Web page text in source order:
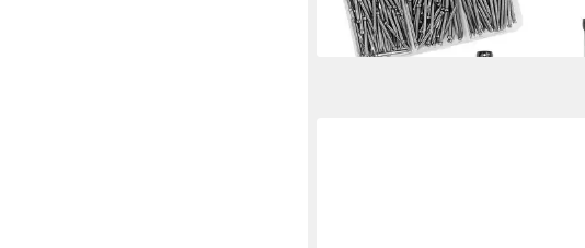
30,95 €
lieferbar - in 6-8 Werktagen bei dir